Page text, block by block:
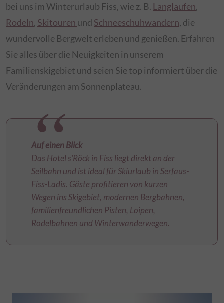
bei uns im Winterurlaub Fiss, wie z. B. Langlaufen,
Rodeln, Skitouren und Schneeschuhwandern, die
wundervolle Bergwelt erleben und genießen. Erfahren
Sie alles über die Neuigkeiten in unserem
Familienskigebiet und seien Sie top informiert über die
Veränderungen am Sonnenplateau.
Auf einen Blick
Das Hotel s’Röck in Fiss liegt direkt an der
Seilbahn und ist ideal für Skiurlaub in Serfaus-
Fiss-Ladis. Gäste profitieren von kurzen
Wegen ins Skigebiet, modernen Bergbahnen,
familienfreundlichen Pisten, Loipen,
Rodelbahnen und Winterwanderwegen.